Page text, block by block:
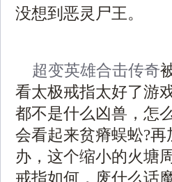
没想到恶灵尸王。
超变英雄合击传奇
看太极戒指太好了游
都不是什么凶兽，怎
会看起来贫瘠蜈蚣?
办，这个缩小的火塘
戒指如何，废什么话